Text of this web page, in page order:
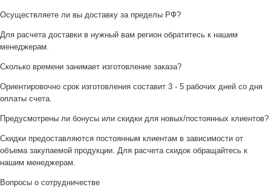
Осуществляете ли вы доставку за пределы РФ?
Для расчета доставки в нужный вам регион обратитесь к нашим
менеджерам.
Сколько времени занимает изготовление заказа?
Ориентировочно срок изготовления составит 3 - 5 рабочих дней со дня
оплаты счета.
Предусмотрены ли бонусы или скидки для новых/постоянных клиентов?
Скидки предоставляются постоянным клиентам в зависимости от
объема закупаемой продукции. Для расчета скидок обращайтесь к
нашим менеджерам.
Вопросы о сотрудничестве